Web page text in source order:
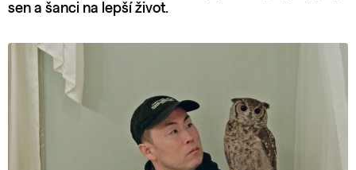
sen a šanci na lepší život.